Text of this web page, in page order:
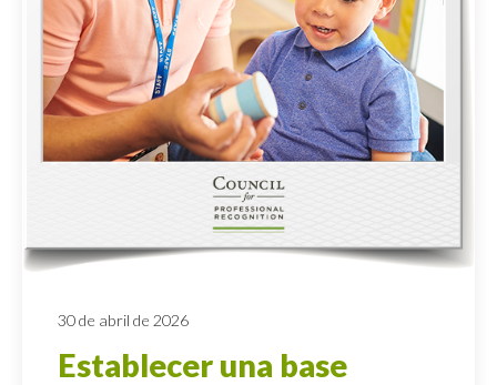
30 de abril de 2026
Establecer una base